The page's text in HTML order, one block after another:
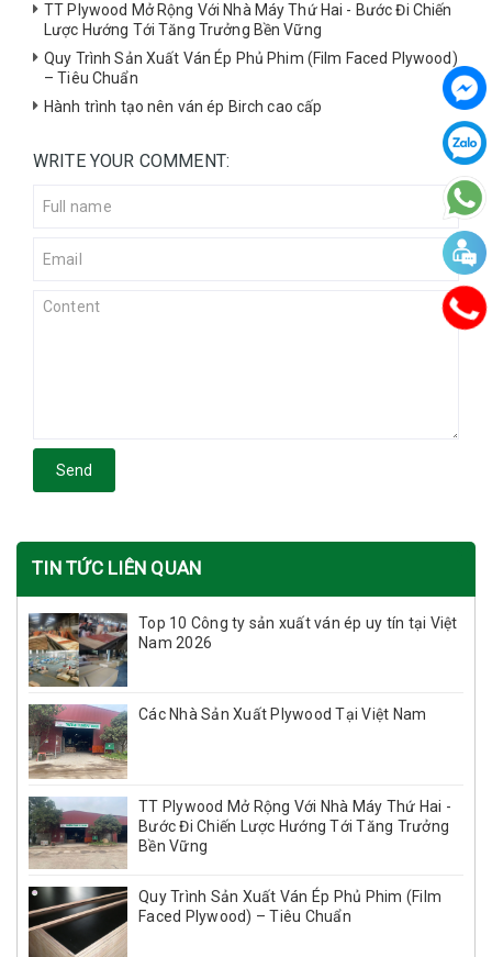
TT Plywood Mở Rộng Với Nhà Máy Thứ Hai - Bước Đi Chiến
Lược Hướng Tới Tăng Trưởng Bền Vững
Quy Trình Sản Xuất Ván Ép Phủ Phim (Film Faced Plywood)
– Tiêu Chuẩn
Hành trình tạo nên ván ép Birch cao cấp
WRITE YOUR COMMENT:
Send
TIN TỨC LIÊN QUAN
Top 10 Công ty sản xuất ván ép uy tín tại Việt
Nam 2026
Các Nhà Sản Xuất Plywood Tại Việt Nam
TT Plywood Mở Rộng Với Nhà Máy Thứ Hai -
Bước Đi Chiến Lược Hướng Tới Tăng Trưởng
Bền Vững
Quy Trình Sản Xuất Ván Ép Phủ Phim (Film
Faced Plywood) – Tiêu Chuẩn